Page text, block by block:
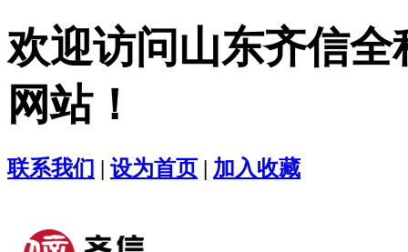
欢迎访问山东齐信
网站！
联系我们 | 设为首页 | 加入收藏